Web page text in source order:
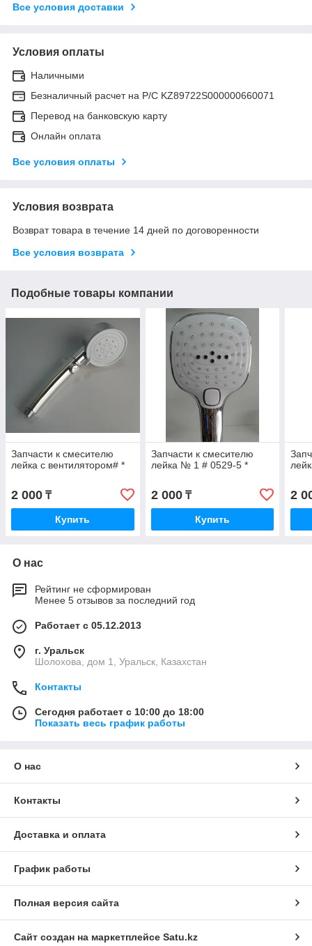
Все условия доставки
Условия оплаты
Наличными
Безналичный расчет на Р/С KZ89722S000000660071
Перевод на банковскую карту
Онлайн оплата
Все условия оплаты
Условия возврата
Возврат товара в течение 14 дней по договоренности
Все условия возврата
Подобные товары компании
Запчасти к смесителю
лейка с вентилятором# *
2 000 ₸
Купить
Запчасти к смесителю
лейка № 1 # 0529-5 *
2 000₸
Купить
2
О нас
Рейтинг не сформирован
Менее 5 отзывов за последний год
Работает с 05.12.2013
г. Уральск
Шолохова, дом 1, Уральск, Казахстан
Контакты
Сегодня работает с 10:00 до 18:00
Показать весь график работы
О нас
Контакты
Доставка и оплата
График работы
Полная версия сайта
Сайт создан на маркетплейсе Satu.kz